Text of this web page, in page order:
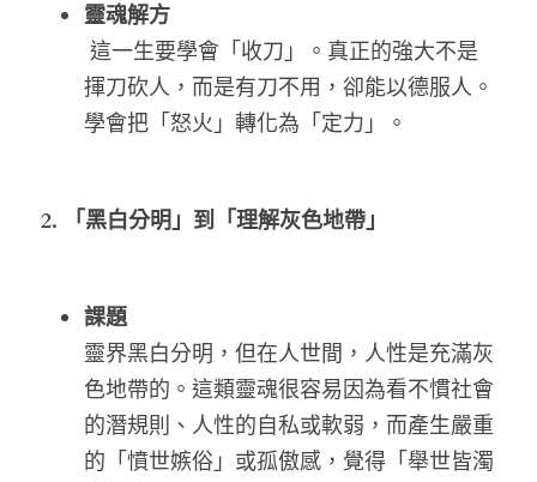
靈魂解方
揮刀砍人，而是有刀不用，卻能以德服人。
學會把「怒火」轉化為「定力」。
2. 「黑白分明」到「理解灰色地帶」
課題
靈界黑白分明，但在人世間，人性是充滿灰
色地帶的。這類靈魂很容易因為看不慣社會
的潛規則、人性的自私或軟弱，而產生嚴重
的「憤世嫉俗」或孤傲感，覺得「舉世皆濁